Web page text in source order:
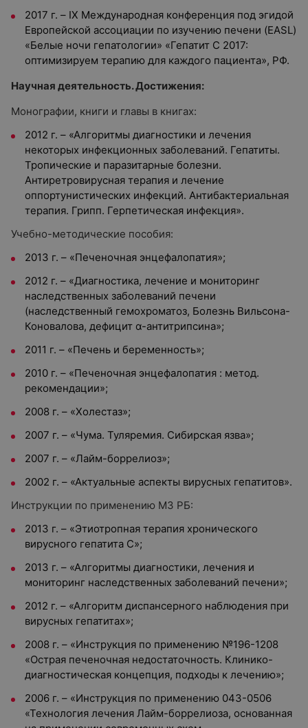
2017 г. – IX Международная конференция под эгидой
Европейской ассоциации по изучению печени (EASL)
«Белые ночи гепатологии» «Гепатит С 2017:
оптимизируем терапию для каждого пациента», РФ.
Научная деятельность. Достижения:
Монографии, книги и главы в книгах:
2012 г. – «Алгоритмы диагностики и лечения
некоторых инфекционных заболеваний. Гепатиты.
Тропические и паразитарные болезни.
Антиретровирусная терапия и лечение
оппортунистических инфекций. Антибактериальная
терапия. Грипп. Герпетическая инфекция».
Учебно-методические пособия:
2013 г. – «Печеночная энцефалопатия»;
2012 г. – «Диагностика, лечение и мониторинг
наследственных заболеваний печени
(наследственный гемохроматоз, Болезнь Вильсона-
Коновалова, дефицит α-антитрипсина»;
2011 г. – «Печень и беременность»;
2010 г. – «Печеночная энцефалопатия : метод.
рекомендации»;
2008 г. – «Холестаз»;
2007 г. – «Чума. Туляремия. Сибирская язва»;
2007 г. – «Лайм-боррелиоз»;
2002 г. – «Актуальные аспекты вирусных гепатитов».
Инструкции по применению МЗ РБ:
2013 г. – «Этиотропная терапия хронического
вирусного гепатита С»;
2013 г. – «Алгоритмы диагностики, лечения и
мониторинг наследственных заболеваний печени»;
2012 г. – «Алгоритм диспансерного наблюдения при
вирусных гепатитах»;
2008 г. – «Инструкция по применению №196-1208
«Острая печеночная недостаточность. Клинико-
диагностическая концепция, подходы к лечению»;
2006 г. – «Инструкция по применению 043-0506
«Технология лечения Лайм-боррелиоза, основанная